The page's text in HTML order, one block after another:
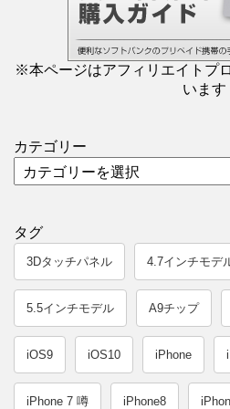
※本ページはアフィリエイトプ
います
カテゴリー
タグ
3Dタッチパネル 4.7インチモデ
5.5インチモデル A9チップ
iOS9 iOS10 iPhone
iPhone 7 噂 iPhone8